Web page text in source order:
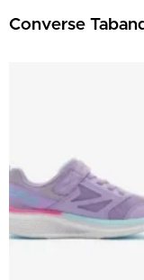
Converse